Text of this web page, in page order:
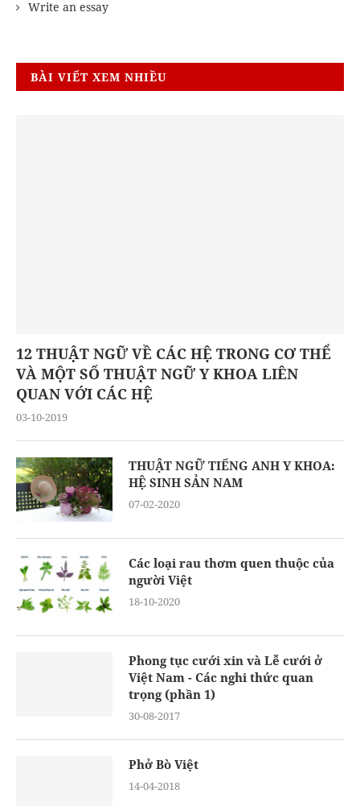
Write an essay
BÀI VIẾT XEM NHIỀU
12 THUẬT NGỮ VỀ CÁC HỆ TRONG CƠ THỂ
VÀ MỘT SỐ THUẬT NGỮ Y KHOA LIÊN
QUAN VỚI CÁC HỆ
03-10-2019
THUẬT NGỮ TIẾNG ANH Y KHOA:
HỆ SINH SẢN NAM
07-02-2020
Các loại rau thơm quen thuộc của
người Việt
18-10-2020
Phong tục cưới xin và Lễ cưới ở
Việt Nam - Các nghi thức quan
trọng (phần 1)
30-08-2017
Phở Bò Việt
14-04-2018